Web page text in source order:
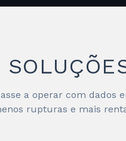
a operar com dados
rupturas e mais